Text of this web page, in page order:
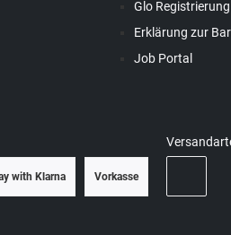
Glo Registrierung
Erklärung zur
Job Portal
with Klarna Vorkasse